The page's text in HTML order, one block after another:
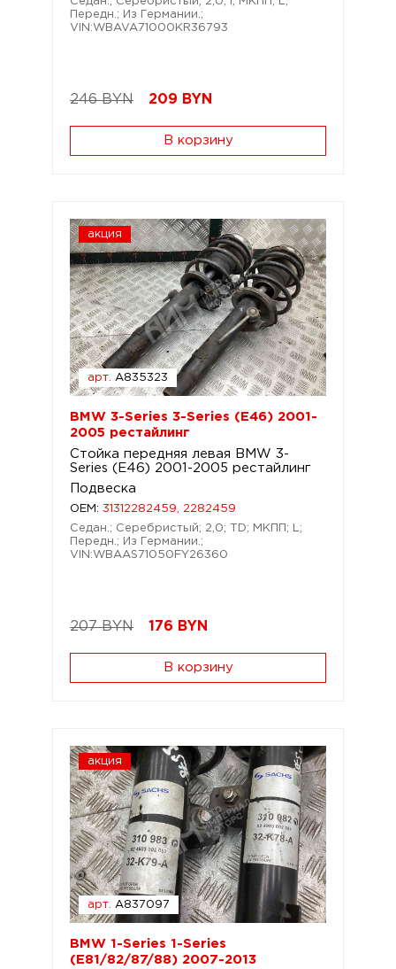
Передн.; Из Германии.;
VIN:WBAVA71000KR36793
246 BYN 209 BYN
В корзину
акция
арт. A835323
BMW 3-Series 3-Series (E46) 2001-
2005 рестайлинг
Стойка передняя левая BMW 3-
Series (E46) 2001-2005 рестайлинг
Подвеска
OEM: 31312282459, 2282459
Седан.; Серебристый; 2,0; TD; МКПП; L;
Передн.; Из Германии.;
VIN:WBAAS71050FY26360
207 BYN 176 BYN
В корзину
акция
арт. A837097
BMW 1-Series 1-Series
(E81/82/87/88) 2007-2013